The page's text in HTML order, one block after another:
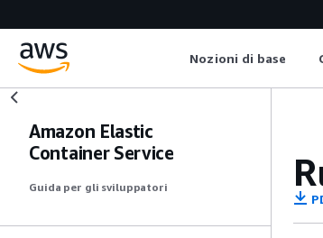
Nozioni di base
Amazon Elastic
Container Service
Guida per gli sviluppatori